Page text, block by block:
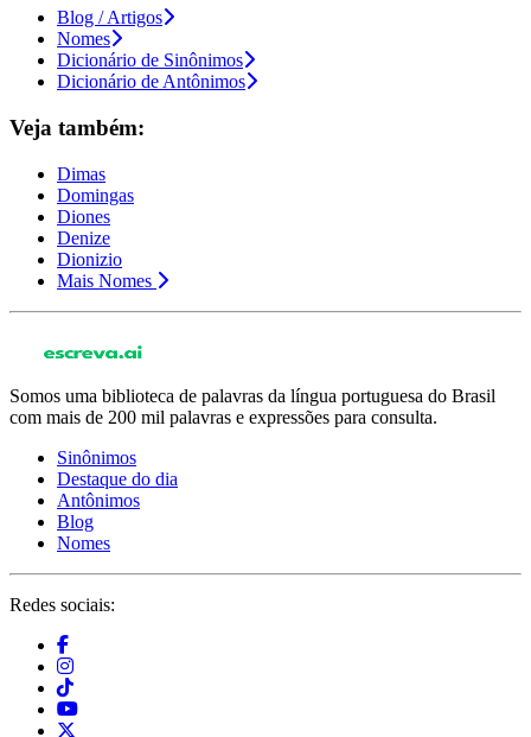
Blog / Artigos
Nomes
Dicionário de Sinônimos
Dicionário de Antônimos
Veja também:
Dimas
Domingas
Diones
Denize
Dionizio
Mais Nomes
Somos uma biblioteca de palavras da língua portuguesa do Brasil
com mais de 200 mil palavras e expressões para consulta.
Sinônimos
Destaque do dia
Antônimos
Blog
Nomes
Redes sociais: